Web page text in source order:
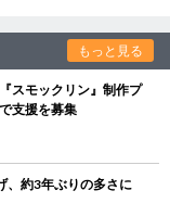
もっと見る
スモックリン』制作プ
支援を募集
、約3年ぶりの多さに